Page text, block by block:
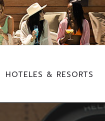
HOTELES & RESORTS